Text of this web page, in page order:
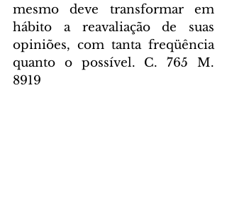
mesmo deve transformar em
hábito a reavaliação de suas
opiniões, com tanta freqüência
quanto o possível. C. 765 M.
8919